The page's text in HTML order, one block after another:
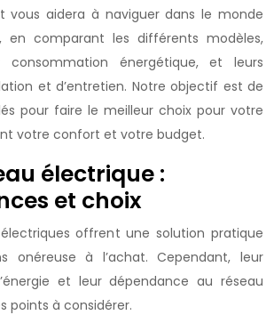
vous aidera à naviguer dans le monde
en comparant les différents modèles,
consommation énergétique, et leurs
et d’entretien. Notre objectif est de
pour faire le meilleur choix pour votre
votre confort et votre budget.
électrique :
et choix
offrent une solution pratique
onéreuse à l’achat. Cependant, leur
et leur dépendance au réseau
points à considérer.